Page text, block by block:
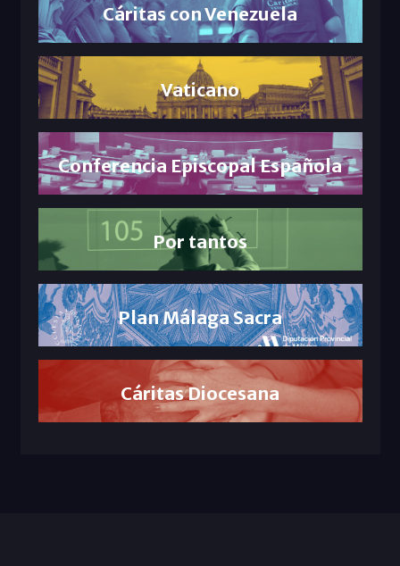
Cáritas con Venezuela
Vaticano
Conferencia Episcopal Española
Por tantos
Plan Málaga Sacra
Cáritas Diocesana